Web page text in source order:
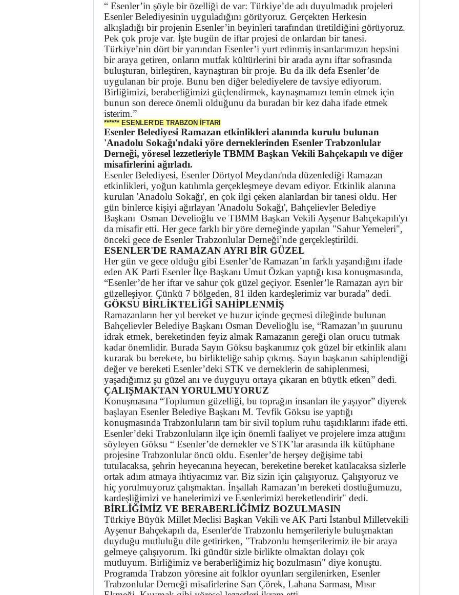
“ Esenler’in şöyle bir özelliği de var: Türkiye’de adı duyulmadık projeleri
Esenler Belediyesinin uyguladığını görüyoruz. Gerçekten Herkesin
alkışladığı bir projenin Esenler’in beyinleri tarafından üretildiğini görüyoruz.
Pek çok proje var. İşte bugün de iftar projesi de onlardan bir tanesi.
Türkiye’nin dört bir yanından Esenler’i yurt edinmiş insanlarımızın hepsini
bir araya getiren, onların mutfak kültürlerini bir arada aynı iftar sofrasında
buluşturan, birleştiren, kaynaştıran bir proje. Bu da ilk defa Esenler’de
uygulanan bir proje. Bunu ben diğer belediyelere de tavsiye ediyorum.
Birliğimizi, beraberliğimizi güçlendirmek, kaynaşmamızı temin etmek için
bunun son derece önemli olduğunu da buradan bir kez daha ifade etmek
isterim.”
****** ESENLER'DE TRABZON İFTARI
Esenler Belediyesi Ramazan etkinlikleri alanında kurulu bulunan
'Anadolu Sokağı'ndaki yöre derneklerinden Esenler Trabzonlular
Derneği, yöresel lezzetleriyle TBMM Başkan Vekili Bahçekapılı ve diğer
misafirlerini ağırladı.
Esenler Belediyesi, Esenler Dörtyol Meydanı'nda düzenlediği Ramazan
etkinlikleri, yoğun katılımla gerçekleşmeye devam ediyor. Etkinlik alanına
kurulan 'Anadolu Sokağı', en çok ilgi çeken alanlardan bir tanesi oldu. Her
gün binlerce kişiyi ağırlayan 'Anadolu Sokağı', Bahçelievler Belediye
Başkanı Osman Develioğlu ve TBMM Başkan Vekili Ayşenur Bahçekapılı'yı
da misafir etti. Her gece farklı bir yöre derneğinde yapılan "Sahur Yemeleri",
önceki gece de Esenler Trabzonlular Derneği’nde gerçekleştirildi.
ESENLER'DE RAMAZAN AYRI BİR GÜZEL
Her gün ve gece olduğu gibi Esenler’de Ramazan’ın farklı yaşandığını ifade
eden AK Parti Esenler İlçe Başkanı Umut Özkan yaptığı kısa konuşmasında,
“Esenler’de her iftar ve sahur çok güzel geçiyor. Esenler’le Ramazan ayrı bir
güzelleşiyor. Çünkü 7 bölgeden, 81 ilden kardeşlerimiz var burada” dedi.
GÖKSU BİRLİKTELİĞİ SAHİPLENMİŞ
Ramazanların her yıl bereket ve huzur içinde geçmesi dileğinde bulunan
Bahçelievler Belediye Başkanı Osman Develioğlu ise, “Ramazan’ın şuurunu
idrak etmek, bereketinden feyiz almak Ramazanın gereği olan orucu tutmak
kadar önemlidir. Burada Sayın Göksu başkanımız çok güzel bir etkinlik alanı
kurarak bu berekete, bu birlikteliğe sahip çıkmış. Sayın başkanın sahiplendiği
değer ve bereketi Esenler’deki STK ve derneklerin de sahiplenmesi,
yaşadığımız şu güzel anı ve duyguyu ortaya çıkaran en büyük etken” dedi.
ÇALIŞMAKTAN YORULMUYORUZ
Konuşmasına “Toplumun güzelliği, bu toprağın insanları ile yaşıyor” diyerek
başlayan Esenler Belediye Başkanı M. Tevfik Göksu ise yaptığı
konuşmasında Trabzonluların tam bir sivil toplum ruhu taşıdıklarını ifade etti.
Esenler’deki Trabzonluların ilçe için önemli faaliyet ve projelere imza attığını
söyleyen Göksu “ Esenler’de dernekler ve STK’lar arasında ilk kütüphane
projesine Trabzonlular öncü oldu. Esenler’de herşey değişime tabi
tutulacaksa, şehrin heyecanına heyecan, bereketine bereket katılacaksa sizlerle
ortak adım atmaya ihtiyacımız var. Biz sizin için çalışıyoruz. Çalışıyoruz ve
hiç yorulmuyoruz çalışmaktan. İnşallah Ramazan’ın bereketi dostluğumuzu,
kardeşliğimizi ve hanelerimizi ve Esenlerimizi bereketlendirir" dedi.
BİRLİĞİMİZ VE BERABERLİĞİMİZ BOZULMASIN
Türkiye Büyük Millet Meclisi Başkan Vekili ve AK Parti İstanbul Milletvekili
Ayşenur Bahçekapılı da, Esenler'de Trabzonlu hemşerileriyle buluşmaktan
duyduğu mutluluğu dile getirirken, "Trabzonlu hemşerilerimiz ile bir araya
gelmeye çalışıyorum. İki gündür sizle birlikte olmaktan dolayı çok
mutluyum. Birliğimiz ve beraberliğimiz hiç bozulmasın" diye konuştu.
Programda Trabzon yöresine ait folklor oyunları sergilenirken, Esenler
Trabzonlular Derneği misafirlerine Sarı Çörek, Lahana Sarması, Mısır